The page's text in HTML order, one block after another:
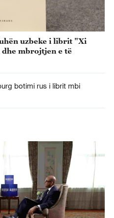
uzbeke i librit "Xi
mbrojtjen e të
botimi rus i librit mbi